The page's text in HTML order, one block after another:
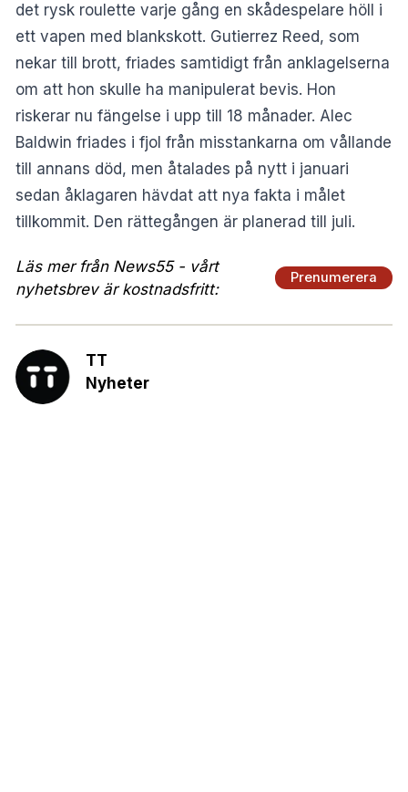
det rysk roulette varje gång en skådespelare höll i
ett vapen med blankskott. Gutierrez Reed, som
nekar till brott, friades samtidigt från anklagelserna
om att hon skulle ha manipulerat bevis. Hon
riskerar nu fängelse i upp till 18 månader. Alec
Baldwin friades i fjol från misstankarna om vållande
till annans död, men åtalades på nytt i januari
sedan åklagaren hävdat att nya fakta i målet
tillkommit. Den rättegången är planerad till juli.
Läs mer från News55 - vårt
nyhetsbrev är kostnadsfritt:
Prenumerera
TT
Nyheter